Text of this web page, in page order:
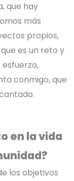
que hay
más
propios,
es un reto y
conmigo, que
en la vida
los objetivos